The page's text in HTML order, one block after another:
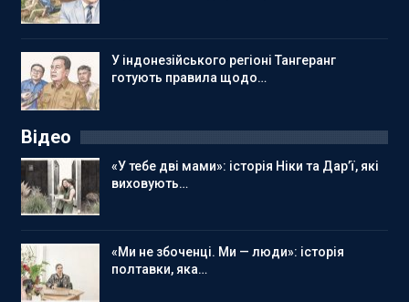
У індонезійського регіоні Тангеранг
готують правила щодо…
Відео
«У тебе дві мами»: історія Ніки та Дар’ї, які
виховують…
«Ми не збоченці. Ми — люди»: історія
полтавки, яка…